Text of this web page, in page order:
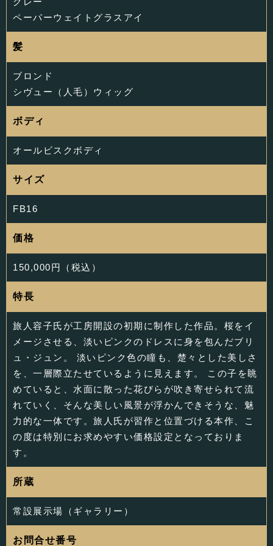
ペーパーウェイトグラスアイ
髪
ブロンド
シヴュー（人毛）ウィッグ
ボディ
オールビスクボディ
サイズ
FB16
価格
150,000円（税込）
特長
旅人容子氏が工房開設の初期に制作した作品。桜をイ
メージさせる、淡いピンクのドレスに身を包んだブリ
ュ・ジュン。 淡いピンク色の瞳も、楚々とした美しさ
を、一層際立たせているように見えます。 この子を眺
めていると、水面に散った花びらが吹き寄せられて流
れていく、そんな美しい風景が浮かんできそうな、魅
力的な一体です。旅人氏が習作と位置づける本作、こ
の度は特別にお求めやすい価格設定となっておりま
す。
所蔵
常設展示場（ギャラリー）
お問合せ番号